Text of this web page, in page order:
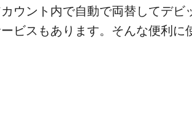
ウント内で自動で両替してデ
ビスもあります。そんな便利